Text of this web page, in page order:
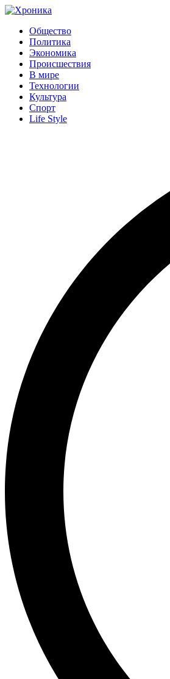
Общество
Политика
Экономика
Происшествия
В мире
Технологии
Культура
Спорт
Life Style